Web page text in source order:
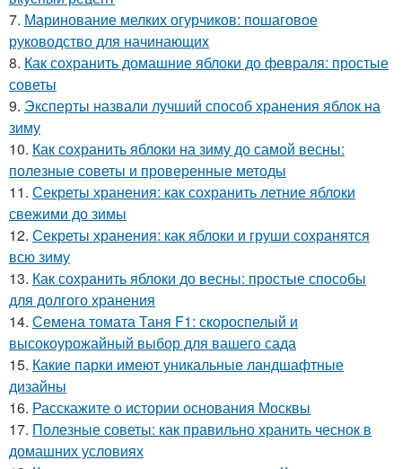
7. Маринование мелких огурчиков: пошаговое
руководство для начинающих
8. Как сохранить домашние яблоки до февраля: простые
советы
9. Эксперты назвали лучший способ хранения яблок на
зиму
10. Как сохранить яблоки на зиму до самой весны:
полезные советы и проверенные методы
11. Секреты хранения: как сохранить летние яблоки
свежими до зимы
12. Секреты хранения: как яблоки и груши сохранятся
всю зиму
13. Как сохранить яблоки до весны: простые способы
для долгого хранения
14. Семена томата Таня F1: скороспелый и
высокоурожайный выбор для вашего сада
15. Какие парки имеют уникальные ландшафтные
дизайны
16. Расскажите о истории основания Москвы
17. Полезные советы: как правильно хранить чеснок в
домашних условиях